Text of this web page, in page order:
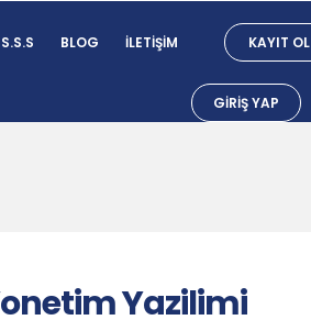
S.S.S BLOG İLETIŞIM KAYIT OL
GIRIŞ YAP
Yazilimi